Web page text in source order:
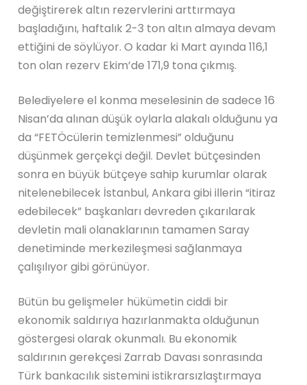
değiştirerek altın rezervlerini arttırmaya
başladığını, haftalık 2-3 ton altın almaya devam
ettiğini de söylüyor. O kadar ki Mart ayında 116,1
ton olan rezerv Ekim’de 171,9 tona çıkmış.
Belediyelere el konma meselesinin de sadece 16
Nisan’da alınan düşük oylarla alakalı olduğunu ya
da “FETÖcülerin temizlenmesi” olduğunu
düşünmek gerçekçi değil. Devlet bütçesinden
sonra en büyük bütçeye sahip kurumlar olarak
nitelenebilecek İstanbul, Ankara gibi illerin “itiraz
edebilecek” başkanları devreden çıkarılarak
devletin mali olanaklarının tamamen Saray
denetiminde merkezileşmesi sağlanmaya
çalışılıyor gibi görünüyor.
Bütün bu gelişmeler hükümetin ciddi bir
ekonomik saldırıya hazırlanmakta olduğunun
göstergesi olarak okunmalı. Bu ekonomik
saldırının gerekçesi Zarrab Davası sonrasında
Türk bankacılık sistemini istikrarsızlaştırmaya